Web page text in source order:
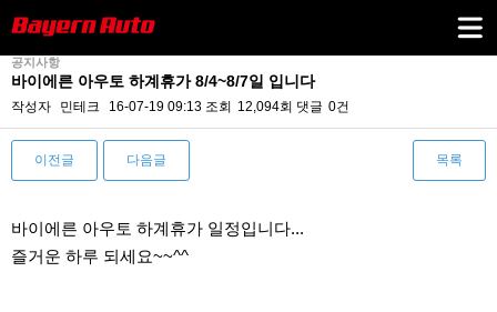
공지사항
바이에른 아우토 하계휴가 8/4~8/7일 입니다
작성자 민테크 16-07-19 09:13 조회 12,094회 댓글 0건
이전글 다음글 목록
바이에른 아우토 하계휴가 일정입니다...
즐거운 하루 되세요~~^^